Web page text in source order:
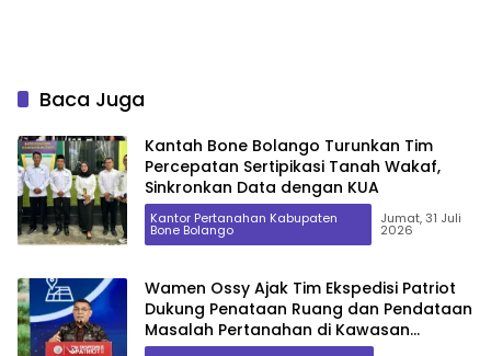
Baca Juga
Kantah Bone Bolango Turunkan Tim
Percepatan Sertipikasi Tanah Wakaf,
Sinkronkan Data dengan KUA
Kantor Pertanahan Kabupaten
Bone Bolango
Jumat, 31 Juli
2026
Wamen Ossy Ajak Tim Ekspedisi Patriot
Dukung Penataan Ruang dan Pendataan
Masalah Pertanahan di Kawasan
Transmigrasi